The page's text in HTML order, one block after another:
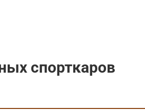
спорткаров